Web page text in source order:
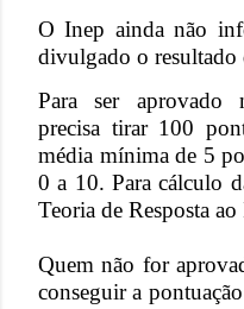
O Inep ainda não
divulgado o resultado
Para ser aprovado
precisa tirar 100
média mínima de 5
0 a 10. Para cálculo
Teoria de Resposta
Quem não for
conseguir a